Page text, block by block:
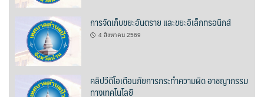
นาเหล่า เก๊าสลี โฮมสเตย์
นาไผ่ปัววิว
บวกบัววิวรีสอร์ท
บ้านกังหัน @ ปัวคอทเทจ
การจัดเก็บขยะอันตราย และขยะอิเล็กทรอนิกส์
4 สิงหาคม 2569
คลิปวีดีโอเตือนภัยการกระทำความผิด อาชญากรรม
ทางเทคโนโลยี